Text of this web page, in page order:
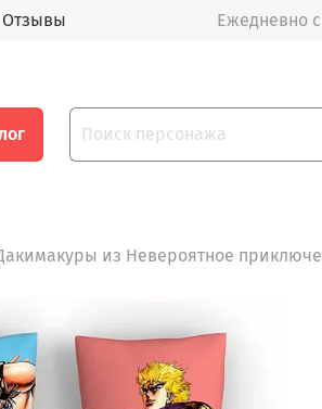
Отзывы Ежедневно
из Невероятное